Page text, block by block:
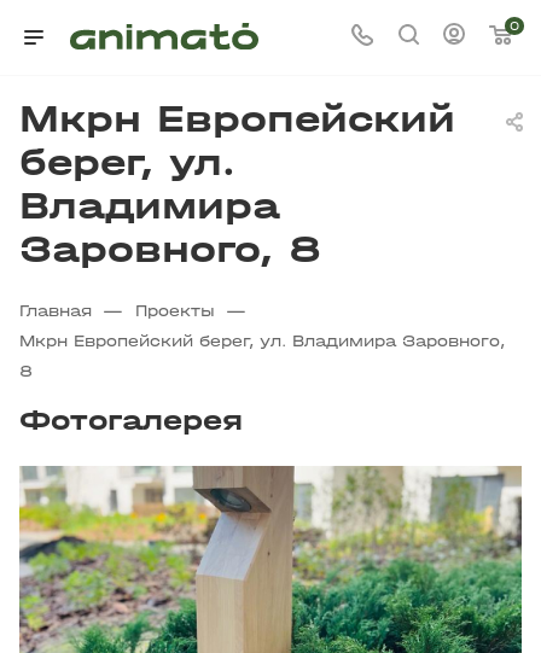
0
Мкрн Европейский
берег, ул.
Владимира
Заровного, 8
Главная — Проекты —
Мкрн Европейский берег, ул. Владимира Заровного,
8
Фотогалерея